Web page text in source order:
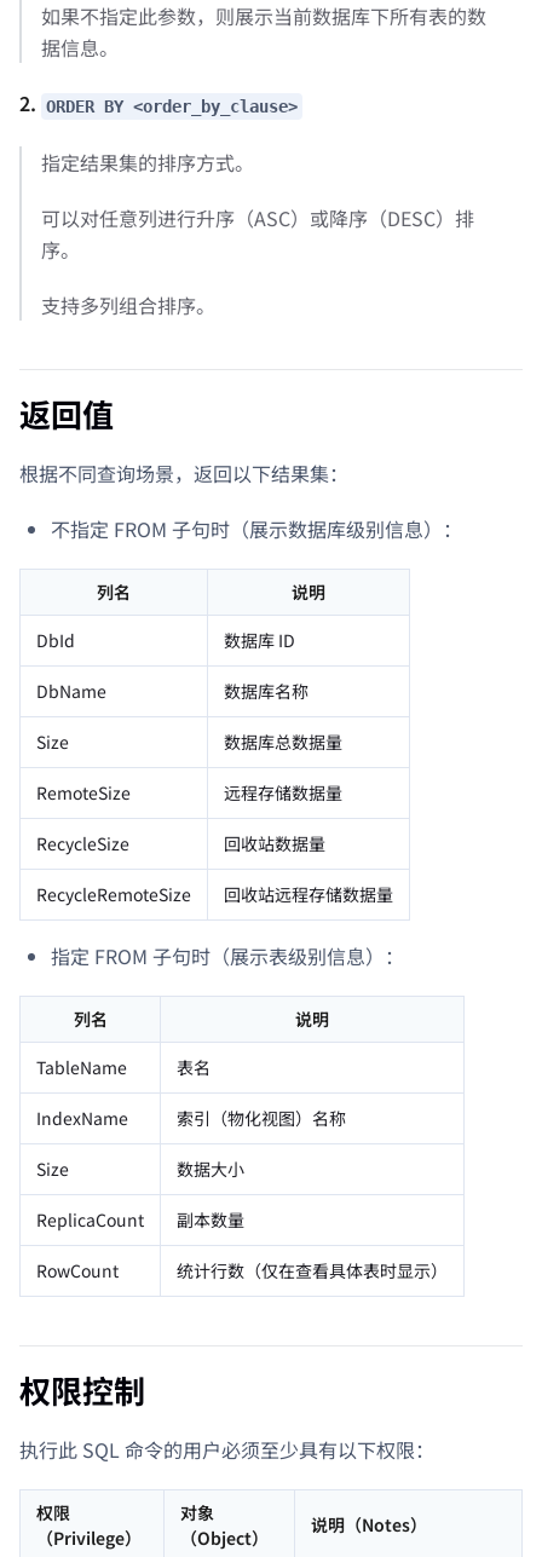
如果不指定此参数，则展示当前数据库下所有表的数
据信息。
2. ORDER BY <order_by_clause>
指定结果集的排序方式。
可以对任意列进行升序（ASC）或降序（DESC）排
序。
支持多列组合排序。
返回值
根据不同查询场景，返回以下结果集：
不指定 FROM 子句时（展示数据库级别信息）：
列名
说明
DbId
数据库 ID
DbName 数据库名称
Size 数据库总数据量
RemoteSize 远程存储数据量
RecycleSize 回收站数据量
RecycleRemoteSize 回收站远程存储数据量
指定 FROM 子句时（展示表级别信息）：
列名
说明
TableName
表名
IndexName 索引（物化视图）名称
Size 数据大小
ReplicaCount 副本数量
RowCount 统计行数（仅在查看具体表时显示）
权限控制
执行此 SQL 命令的用户必须至少具有以下权限：
权限
（Privilege）
对象
（Object）
说明（Notes）